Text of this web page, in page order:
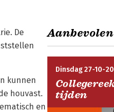
De
kunnen
houvast.
en
Dinsdag 27-10-
tijden